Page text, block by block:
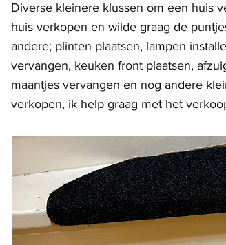
Diverse kleinere klussen om een huis
huis verkopen en wilde graag de
andere; plinten plaatsen, lampen
vervangen, keuken front plaatsen,
maantjes vervangen en nog andere
verkopen, ik help graag met het